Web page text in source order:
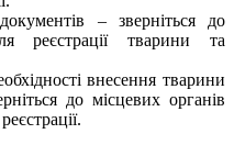
– зверніться до
реєстрації тварини та
внесення тварини
до місцевих органів